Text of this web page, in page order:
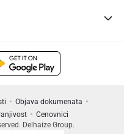
Objava dokumenata
Cenovnici
Delhaize Group.